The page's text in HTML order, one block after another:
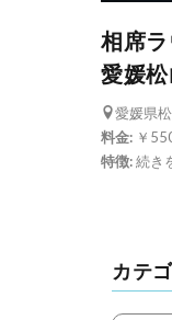
相席
愛媛
愛媛県
料金: ￥
特徴:続き
カテ